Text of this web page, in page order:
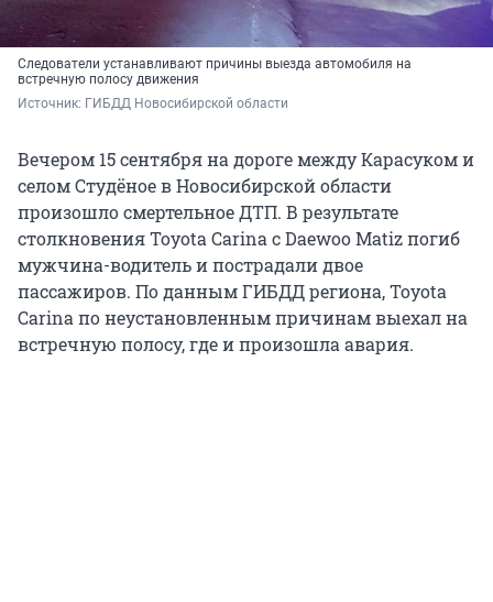
Следователи устанавливают причины выезда автомобиля на
встречную полосу движения
Источник: ГИБДД Новосибирской области
Вечером 15 сентября на дороге между Карасуком и
селом Студёное в Новосибирской области
произошло смертельное ДТП. В результате
столкновения Toyota Carina с Daewoo Matiz погиб
мужчина-водитель и пострадали двое
пассажиров. По данным ГИБДД региона, Toyota
Carina по неустановленным причинам выехал на
встречную полосу, где и произошла авария.